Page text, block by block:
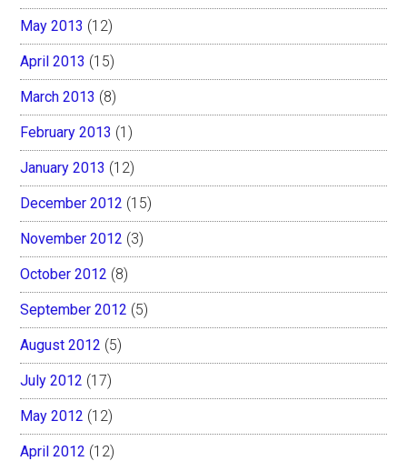
May 2013 (12)
April 2013 (15)
March 2013 (8)
February 2013 (1)
January 2013 (12)
December 2012 (15)
November 2012 (3)
October 2012 (8)
September 2012 (5)
August 2012 (5)
July 2012 (17)
May 2012 (12)
April 2012 (12)